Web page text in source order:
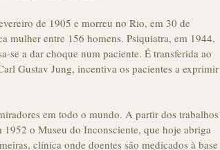
de 1905 e morreu no Rio, em 30 de
mulher entre 156 homens. Psiquiatra, em 1944,
a dar choque num paciente. É transferida ao
Gustav Jung, incentiva os pacientes a exprimir
em todo o mundo. A partir dos trabalhos
1952 o Museu do Inconsciente, que hoje abriga
clínica onde doentes são medicados à base